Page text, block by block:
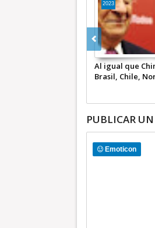
Al igual que
Brasil, Chile,
2023
PUBLICAR
Emoticon